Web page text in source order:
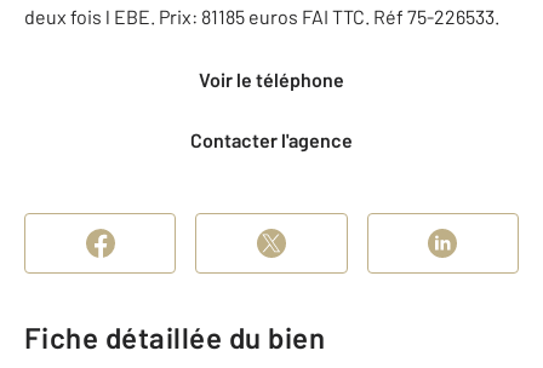
deux fois l EBE. Prix: 81185 euros FAI TTC. Réf 75-226533.
Voir le téléphone
Contacter l'agence
Fiche détaillée du bien